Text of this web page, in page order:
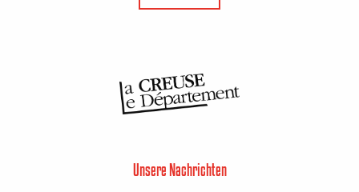
Unsere Nachrichten